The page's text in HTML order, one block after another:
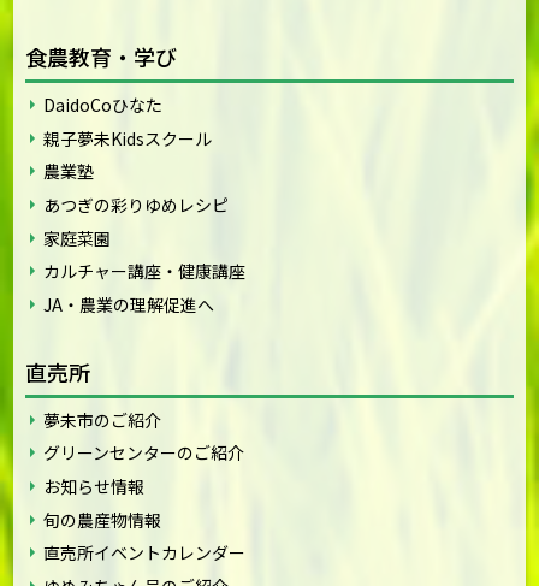
食農教育・学び
DaidoCoひなた
親子夢未Kidsスクール
農業塾
あつぎの彩りゆめレシピ
家庭菜園
カルチャー講座・健康講座
JA・農業の理解促進へ
直売所
夢未市のご紹介
グリーンセンターのご紹介
お知らせ情報
旬の農産物情報
直売所イベントカレンダー